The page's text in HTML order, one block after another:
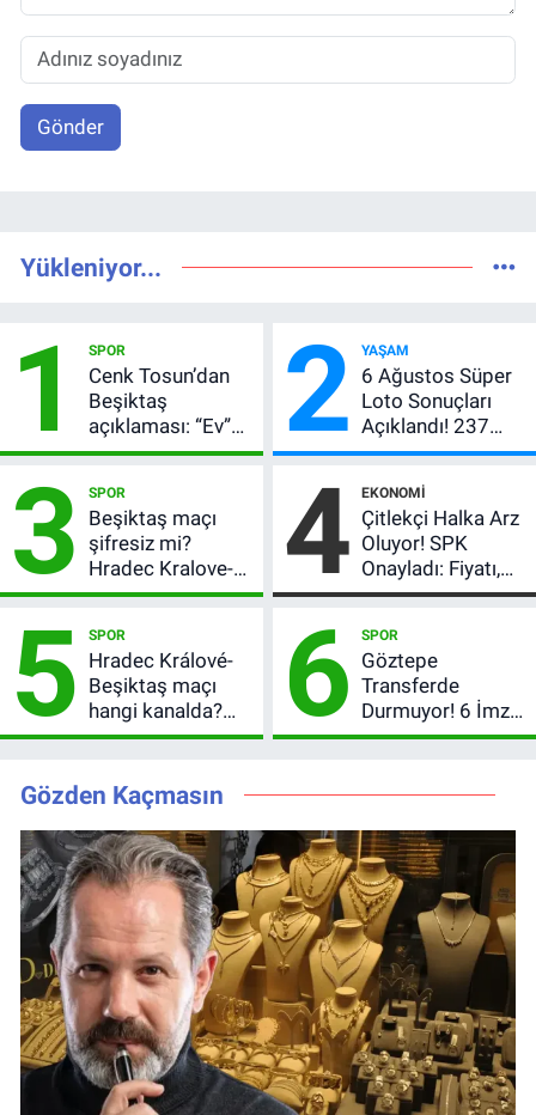
Gönder
Yükleniyor...
1 SPOR
Cenk Tosun’dan
Beşiktaş
açıklaması: “Ev”
dedi, asıl mesajı
verdi
2 YAŞAM
6 Ağustos Süper
Loto Sonuçları
Açıklandı! 237
Milyon TL’lik
3 SPOR
Beşiktaş maçı
şifresiz mi?
Hradec Kralove-
Beşiktaş hangi
kaçta?
4 EKONOMI
Çitlekçi Halka Arz
Oluyor! SPK
Onayladı: Fiyatı,
Lot Sayısı ve
Tarihi
5 SPOR
Hradec Králové-
Beşiktaş maçı
hangi kanalda?
Şifresiz canlı yayın
6 SPOR
Göztepe
Transferde
Durmuyor! 6 İmza
Sonrası Yeni
Gözden Kaçmasın